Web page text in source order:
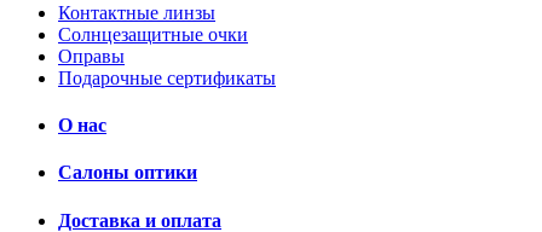
Контактные линзы
Солнцезащитные очки
Оправы
Подарочные сертификаты
О нас
Салоны оптики
Доставка и оплата